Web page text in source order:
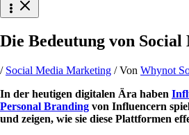
Die Bedeutung von
/ Social Media Marketing / Von Whynot
In der heutigen digitalen Ära haben
Personal Branding von Influencern
und zeigen, wie sie diese Plattformen